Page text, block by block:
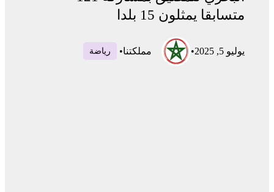
متسابقا يمثلون 15 بلدا
يوليو 5, 2025 • مملكتنا• رياضة